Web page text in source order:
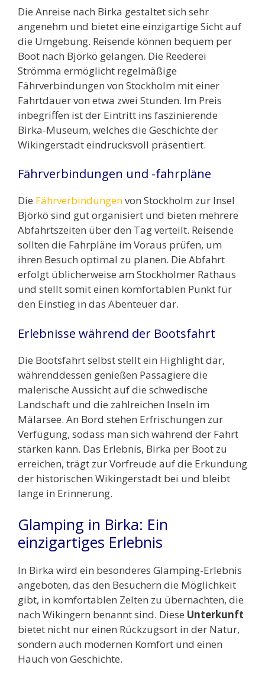
Die Anreise nach Birka gestaltet sich sehr
angenehm und bietet eine einzigartige Sicht auf
die Umgebung. Reisende können bequem per
Boot nach Björkö gelangen. Die Reederei
Strömma ermöglicht regelmäßige
Fährverbindungen von Stockholm mit einer
Fahrtdauer von etwa zwei Stunden. Im Preis
inbegriffen ist der Eintritt ins faszinierende
Birka-Museum, welches die Geschichte der
Wikingerstadt eindrucksvoll präsentiert.
Fährverbindungen und -fahrpläne
Die Fährverbindungenvon Stockholm zur Insel
Björkö sind gut organisiert und bieten mehrere
Abfahrtszeiten über den Tag verteilt. Reisende
sollten die Fahrpläne im Voraus prüfen, um
ihren Besuch optimal zu planen. Die Abfahrt
erfolgt üblicherweise am Stockholmer Rathaus
und stellt somit einen komfortablen Punkt für
den Einstieg in das Abenteuer dar.
Erlebnisse während der Bootsfahrt
Die Bootsfahrt selbst stellt ein Highlight dar,
währenddessen genießen Passagiere die
malerische Aussicht auf die schwedische
Landschaft und die zahlreichen Inseln im
Mälarsee. An Bord stehen Erfrischungen zur
Verfügung, sodass man sich während der Fahrt
stärken kann. Das Erlebnis, Birka per Boot zu
erreichen, trägt zur Vorfreude auf die Erkundung
der historischen Wikingerstadt bei und bleibt
lange in Erinnerung.
Glamping in Birka: Ein
einzigartiges Erlebnis
In Birka wird ein besonderes Glamping-Erlebnis
angeboten, das den Besuchern die Möglichkeit
gibt, in komfortablen Zelten zu übernachten, die
nach Wikingern benannt sind. Diese Unterkunft
bietet nicht nur einen Rückzugsort in der Natur,
sondern auch modernen Komfort und einen
Hauch von Geschichte.